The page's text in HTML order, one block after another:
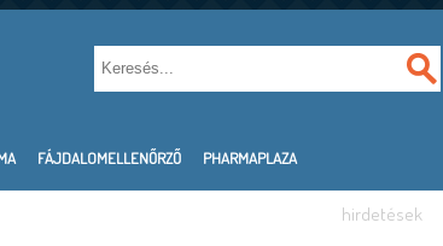
FÁJDALOMELLENŐRZŐ PHARMAPLAZA
hirdetések